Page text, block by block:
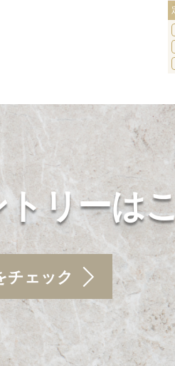
リーは
チェック